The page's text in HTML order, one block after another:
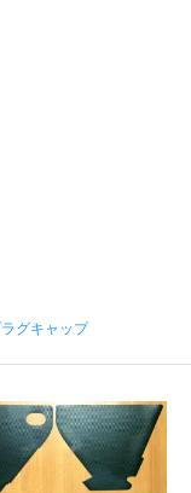
グキャップ